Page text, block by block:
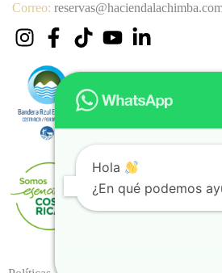
Correo:
Hola
¿En qué podemos